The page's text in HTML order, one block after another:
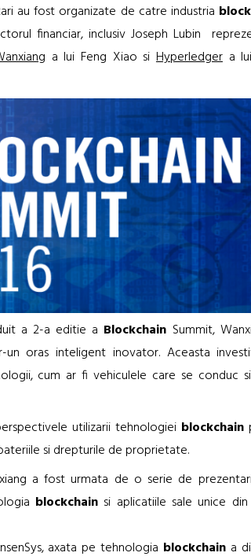
au fost organizate de catre industria
financiar, inclusiv Joseph Lubin
a lui Feng Xiao si Hyperledgera
a 2-a editie a Blockchain Summit,
oras inteligent inovator. Aceasta
cum ar fi vehiculele care se conduc
utilizarii tehnologiei blockchain
si drepturile de proprietate.
a fost urmata de o serie de
blockchain si aplicatiile sale unice
axata pe tehnologia blockchain a